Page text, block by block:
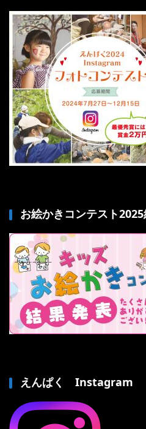
お絵かきコンテスト
えんぱく Instagram